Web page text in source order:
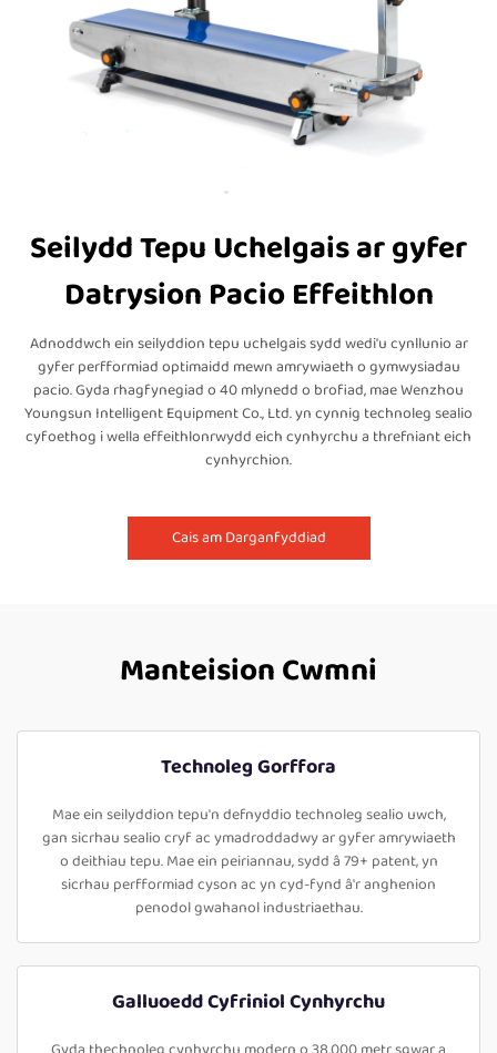
Seilydd Tepu Uchelgais ar gyfer
Datrysion Pacio Effeithlon
Adnoddwch ein seilyddion tepu uchelgais sydd wedi'u cynllunio ar
gyfer perfformiad optimaidd mewn amrywiaeth o gymwysiadau
pacio. Gyda rhagfynegiad o 40 mlynedd o brofiad, mae Wenzhou
Youngsun Intelligent Equipment Co., Ltd. yn cynnig technoleg sealio
cyfoethog i wella effeithlonrwydd eich cynhyrchu a threfniant eich
cynhyrchion.
Cais am Darganfyddiad
Manteision Cwmni
Technoleg Gorffora
Mae ein seilyddion tepu'n defnyddio technoleg sealio uwch,
gan sicrhau sealio cryf ac ymadroddadwy ar gyfer amrywiaeth
o deithiau tepu. Mae ein peiriannau, sydd â 79+ patent, yn
sicrhau perfformiad cyson ac yn cyd-fynd â'r anghenion
penodol gwahanol industriaethau.
Galluoedd Cyfriniol Cynhyrchu